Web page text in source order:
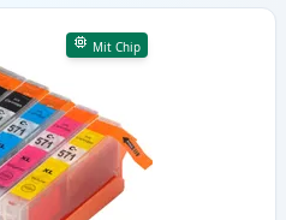
Mit Chip